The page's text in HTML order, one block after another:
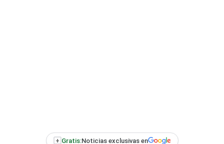
+ Gratis:Noticias exclusivas en